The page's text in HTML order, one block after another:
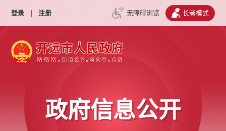
登录 | 注册 无障碍浏览 长者模式
政府信息公开